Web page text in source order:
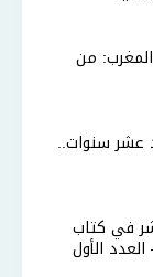
من
عشر سنوات..
في كتاب
الأول